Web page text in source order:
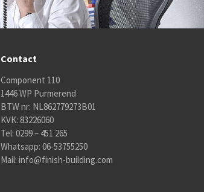
Contact
Component 110
1446 WP Purmerend
BTW nr: NL862779273B01
KVK: 83226060
Tel: 0299 – 451 265
Whatsapp: 06-53755250
Mail: info@finish-building.com